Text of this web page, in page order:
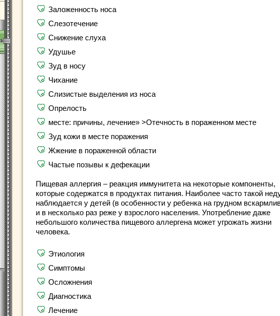
Заложенность носа
Слезотечение
Снижение слуха
Удушье
Зуд в носу
Чихание
Слизистые выделения из носа
Опрелость
месте: причины, лечение» >Отечность в пораженном месте
Зуд кожи в месте поражения
Жжение в пораженной области
Частые позывы к дефекации
Пищевая аллергия – реакция иммунитета на некоторые компоненты,
которые содержатся в продуктах питания. Наиболее часто такой
наблюдается у детей (в особенности у ребенка на грудном
и в несколько раз реже у взрослого населения. Употребление даже
небольшого количества пищевого аллергена может угрожать жизни
человека.
Этиология
Симптомы
Осложнения
Диагностика
Лечение